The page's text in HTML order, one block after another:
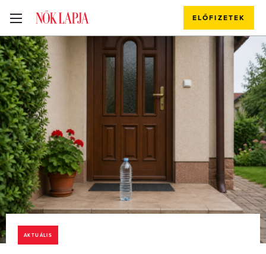
ELŐFIZETEK
AKTUÁLIS